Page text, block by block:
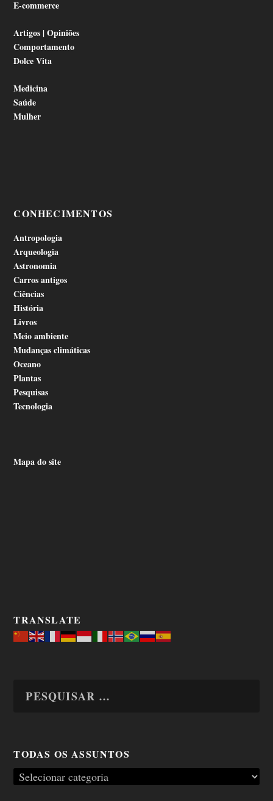
E-commerce
Artigos | Opiniões
Comportamento
Dolce Vita
Medicina
Saúde
Mulher
CONHECIMENTOS
Antropologia
Arqueologia
Astronomia
Carros antigos
Ciências
História
Livros
Meio ambiente
Mudanças climáticas
Oceano
Plantas
Pesquisas
Tecnologia
Mapa do site
TRANSLATE
TODAS OS ASSUNTOS